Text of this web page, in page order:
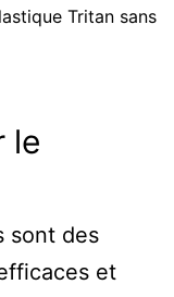
Tritan sans
le
sont des
et